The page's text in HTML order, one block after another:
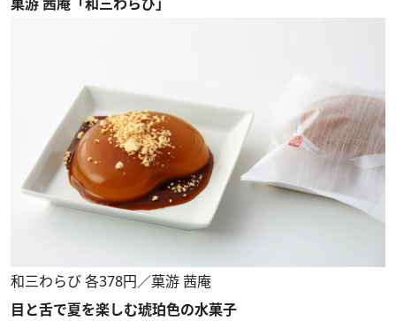
和三わらび 各378円／菓游 茜庵
目と舌で夏を楽しむ琥珀色の水菓子